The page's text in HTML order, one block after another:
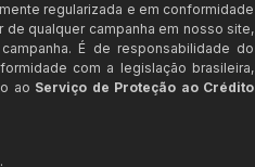
regularizada e em conformidade
de qualquer campanha em nosso site,
É de responsabilidade do
com a legislação brasileira,
ao Serviço de Proteção ao Crédito